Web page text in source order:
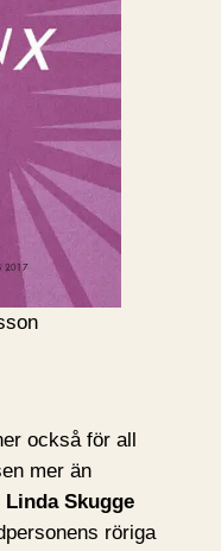
också för all
mer än
Linda Skugge
röriga